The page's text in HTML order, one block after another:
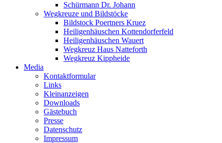
Schürmann Dr. Johann
Wegkreuze und Bildstöcke
Bildstock Poertners Kruez
Heiligenhäuschen Kottendorferfeld
Heiligenhäuschen Wauert
Wegkreuz Haus Natteforth
Wegkreuz Kippheide
Media
Kontaktformular
Links
Kleinanzeigen
Downloads
Gästebuch
Presse
Datenschutz
Impressum